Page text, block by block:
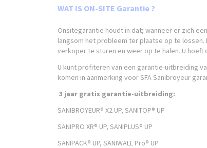
WAT IS ON-SITE Garantie ?
Onsitegarantie houdt in dat; wanneer er zich
langsom het probleem ter plaatse op te lossen.
verkoper te sturen en weer op te halen. U
U kunt profiteren van een garantie-uitbreiding
komen in aanmerking voor SFA Sanibroyeur
3 jaar gratis garantie-uitbreiding:
SANIBROYEUR® X2 UP, SANITOP® UP
SANIPRO XR® UP, SANIPLUS® UP
SANIPACK® UP, SANIWALL Pro® UP